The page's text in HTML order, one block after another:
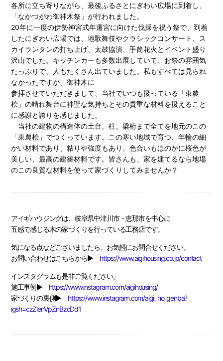
各所に立ち寄りながら、最後ふるさとにぎわい広場に到着し、
「なかつがわ御神木祭」が行われました。
20年に一度の伊勢神宮式年遷宮に向けた伐採を祝う祭で、到着
したにぎわい広場では、地歌舞伎やクラシックコンサート、ス
カイランタンの打ち上げ、太鼓協演、手筒花火とイベント盛り
沢山でした。キッチンカーも多数出展していて、お祭の雰囲気
たっぷりで、人もたくさん出ていました。私もすべては見られ
なかったですが、御神木に
参拝させていただきまして、当社でいつも扱っている「東農
桧」の晴れ舞台に神聖な気持ちとその貴重な材料を扱えること
に感謝と誇りを感じました。
当社の建物の構造体の土台、柱、梁桁まで全てを地元のこの
「東農桧」でつくっています。この寒い地域で育つ、年輪の細
かい材料であり、粘りや強度もあり、色合いもほのかに桜色が
美しい、最高の建築材料です。皆さんも、家を建てるなら地場
のこの良質な材料を使って家づくりしてみませんか？
アイギハウジングは、岐阜県中津川市・恵那市を中心に
五感で感じる木の家づくりを行っている工務店です。
気になる点などございましたら、お気軽にお問合せください。
お問い合わせはこちらから▶ https://www.aigihousing.co.jp/contact
インスタグラムも是非ご覧ください。
施工事例▶ https://www.instagram.com/aigihousing/
家づくりの裏側▶ https://www.instagram.com/aigi_no_genba?
igsh=czZlenVpZnBzcDd1